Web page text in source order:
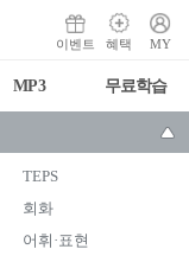
이벤트 혜택 MY
MP3 무료학습
TEPS
회화
어휘·표현